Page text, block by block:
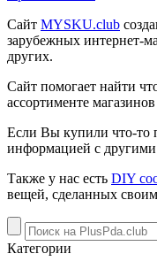
Сайт MYSKU.club
зарубежных интернет-
других.
Сайт помогает найти
ассортименте
Если Вы купили что-то
информацией с
Также у нас есть DIY
вещей, сделанных
Категории